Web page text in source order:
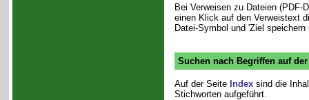
Bei Verweisen zu Dateien (PDF-
einen Klick auf den Verweistext
Datei-Symbol und 'Ziel
Suchen nach Begriffen auf der
Auf der Seite Indexsind die
Stichworten aufgeführt.